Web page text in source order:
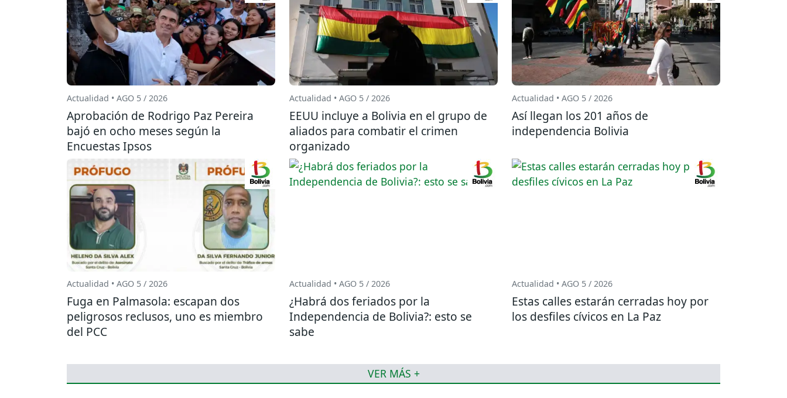
Actualidad • AGO 5 / 2026
Aprobación de Rodrigo Paz Pereira
bajó en ocho meses según la
Encuestas Ipsos
Actualidad • AGO 5 / 2026
EEUU incluye a Bolivia en el grupo de
aliados para combatir el crimen
organizado
Actualidad • AGO 5 / 2026
Así llegan los 201 años de
independencia Bolivia
Actualidad • AGO 5 / 2026
Fuga en Palmasola: escapan dos
peligrosos reclusos, uno es miembro
del PCC
Actualidad • AGO 5 / 2026
¿Habrá dos feriados por la
Independencia de Bolivia?: esto se
sabe
Actualidad • AGO 5 / 2026
Estas calles estarán cerradas hoy por
los desfiles cívicos en La Paz
VER MÁS +